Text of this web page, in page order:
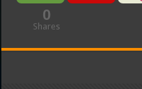
0
Shares